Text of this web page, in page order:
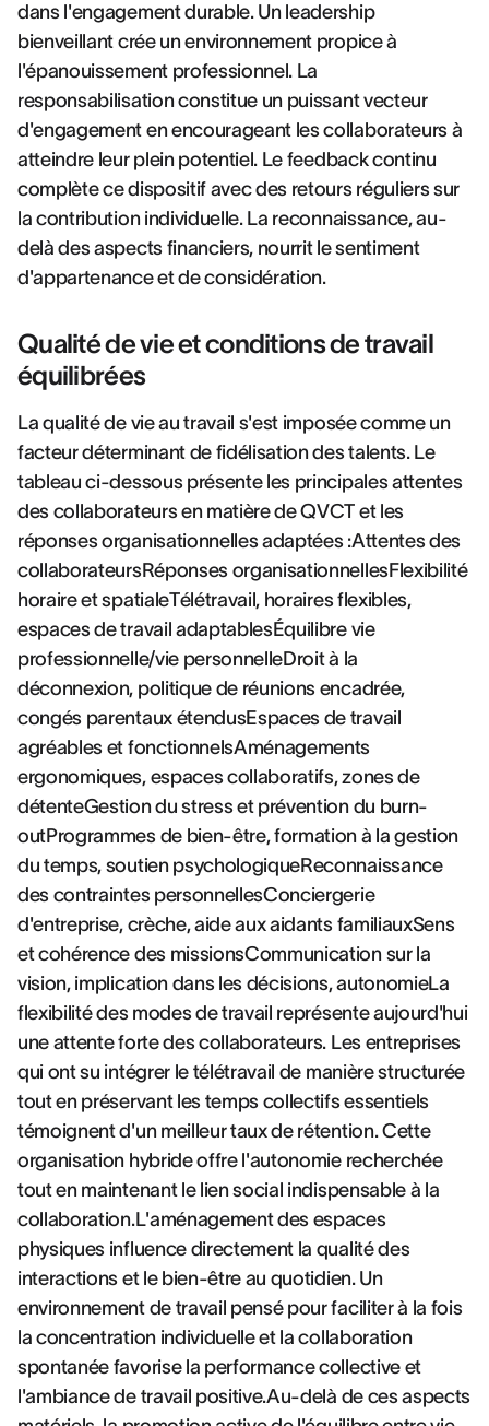
dans l'engagement durable. Un leadership
bienveillant crée un environnement propice à
l'épanouissement professionnel. La
responsabilisation constitue un puissant vecteur
d'engagement en encourageant les collaborateurs à
atteindre leur plein potentiel. Le feedback continu
complète ce dispositif avec des retours réguliers sur
la contribution individuelle. La reconnaissance, au-
delà des aspects financiers, nourrit le sentiment
d'appartenance et de considération.
Qualité de vie et conditions de travail
équilibrées
La qualité de vie au travail s'est imposée comme un
facteur déterminant de fidélisation des talents. Le
tableau ci-dessous présente les principales attentes
des collaborateurs en matière de QVCT et les
réponses organisationnelles adaptées :Attentes des
collaborateursRéponses organisationnellesFlexibilité
horaire et spatialeTélétravail, horaires flexibles,
espaces de travail adaptablesÉquilibre vie
professionnelle/vie personnelleDroit à la
déconnexion, politique de réunions encadrée,
congés parentaux étendusEspaces de travail
agréables et fonctionnelsAménagements
ergonomiques, espaces collaboratifs, zones de
détenteGestion du stress et prévention du burn-
outProgrammes de bien-être, formation à la gestion
du temps, soutien psychologiqueReconnaissance
des contraintes personnellesConciergerie
d'entreprise, crèche, aide aux aidants familiauxSens
et cohérence des missionsCommunication sur la
vision, implication dans les décisions, autonomieLa
flexibilité des modes de travail représente aujourd'hui
une attente forte des collaborateurs. Les entreprises
qui ont su intégrer le télétravail de manière structurée
tout en préservant les temps collectifs essentiels
témoignent d'un meilleur taux de rétention. Cette
organisation hybride offre l'autonomie recherchée
tout en maintenant le lien social indispensable à la
collaboration.L'aménagement des espaces
physiques influence directement la qualité des
interactions et le bien-être au quotidien. Un
environnement de travail pensé pour faciliter à la fois
la concentration individuelle et la collaboration
spontanée favorise la performance collective et
l'ambiance de travail positive.Au-delà de ces aspects